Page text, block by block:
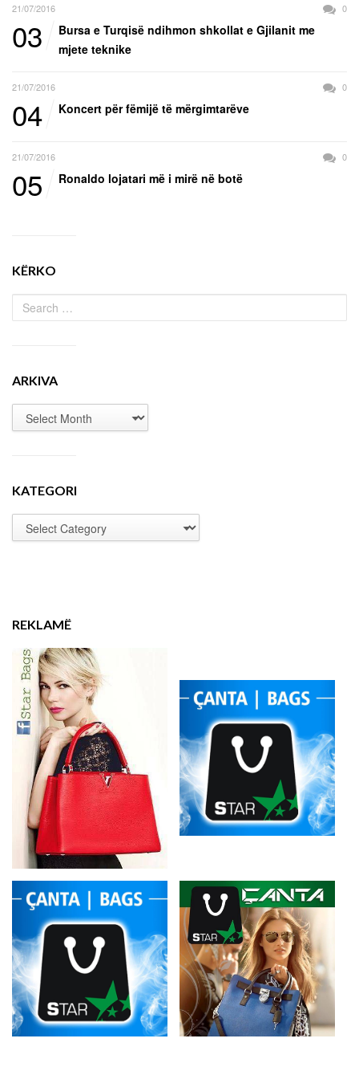
21/07/2016 0
03
Bursa e Turqisë ndihmon shkollat e Gjilanit me
mjete teknike
21/07/2016 0
04 Koncert për fëmijë të mërgimtarëve
21/07/2016 0
05 Ronaldo lojatari më i mirë në botë
KËRKO
ARKIVA
KATEGORI
REKLAMË